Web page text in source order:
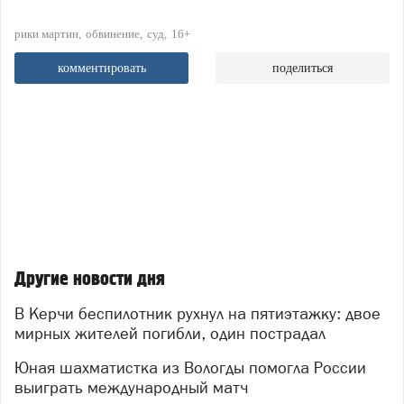
рики мартин обвинение суд 16+
комментировать поделиться
Другие новости дня
В Керчи беспилотник рухнул на пятиэтажку: двое
мирных жителей погибли, один пострадал
Юная шахматистка из Вологды помогла России
выиграть международный матч